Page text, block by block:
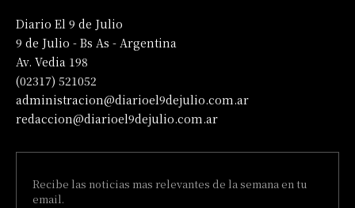
Diario El 9 de Julio
9 de Julio - Bs As - Argentina
Av. Vedia 198
(02317) 521052
administracion@diarioel9dejulio.com.ar
redaccion@diarioel9dejulio.com.ar
Recibe las noticias mas relevantes de la semana en tu
email.